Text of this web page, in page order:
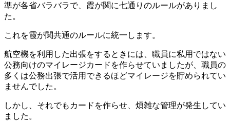
準が各省バラバラで、霞が関に七通りのルールがありまし
た。
これを霞が関共通のルールに統一します。
航空機を利用した出張をするときには、職員に私用ではない
公務向けのマイレージカードを作らせていましたが、職員の
多くは公務出張で活用できるほどマイレージを貯められてい
ませんでした。
しかし、それでもカードを作らせ、煩雑な管理が発生してい
ました。